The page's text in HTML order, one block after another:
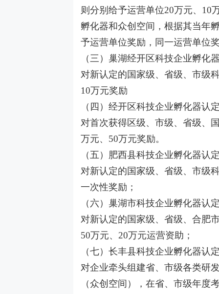
则分别给予运营单位20万元、10
孵化器和众创空间，根据其当年
予运营单位奖励，同一运营单位
（三）巢湖经开区科技企业孵化
对新认定的国家级、省级、市级
10万元奖励
（四）经开区科技企业孵化器认
对首次获得区级、市级、省级、
万元、50万元奖励。
（五）肥西县科技企业孵化器认
对新认定的国家级、省级、市级
一次性奖励；
（六）巢湖市科技企业孵化器认
对新认定的国家级、省级、合肥
50万元、20万元运营资助；
（七）长丰县科技企业孵化器认
对企业牵头组建省、市级各类研
（众创空间），在省、市级年度